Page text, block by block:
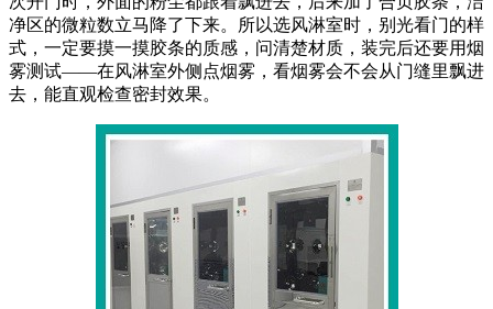
净区的微粒数立马降了下来。所以选风淋室时，别光看门的样
式，一定要摸一摸胶条的质感，问清楚材质，装完后还要用烟
雾测试——在风淋室外侧点烟雾，看烟雾会不会从门缝里飘进
去，能直观检查密封效果。